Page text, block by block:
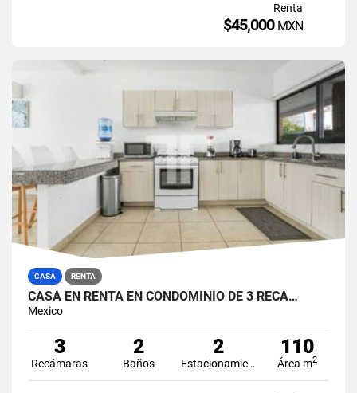
Renta
$45,000 MXN
CASA RENTA
CASA EN RENTA EN CONDOMINIO DE 3 RECÁ…
Mexico
3
Recámaras
2
Baños
2
Estacionamiento
110
Área m2